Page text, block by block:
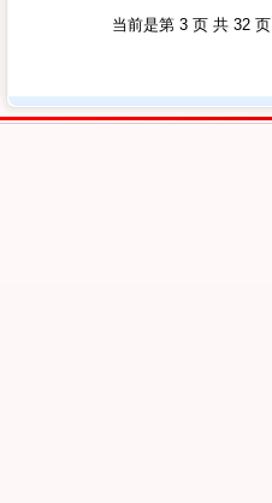
当前是第 3 页 共 32 页